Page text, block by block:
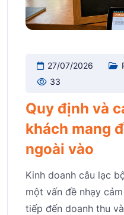
27/07/2026
33
Quy định và
khách mang
ngoài vào
Kinh doanh câu lạc
một vấn đề nhạy
tiếp đến doanh thu